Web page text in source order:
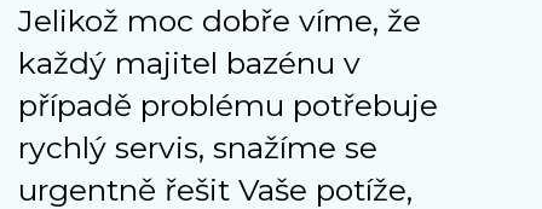
Jelikož moc dobře víme, že
každý majitel bazénu v
případě problému potřebuje
rychlý servis, snažíme se
urgentně řešit Vaše potíže,